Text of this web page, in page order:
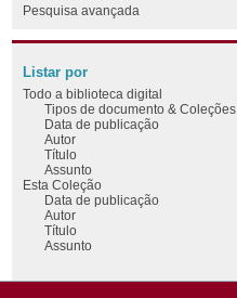
Pesquisa avançada
Listar por
Todo a biblioteca digital
Tipos de documento & Coleções
Data de publicação
Autor
Título
Assunto
Esta Coleção
Data de publicação
Autor
Título
Assunto